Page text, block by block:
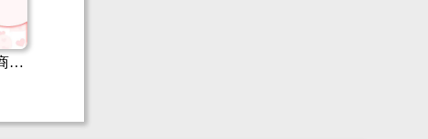
界